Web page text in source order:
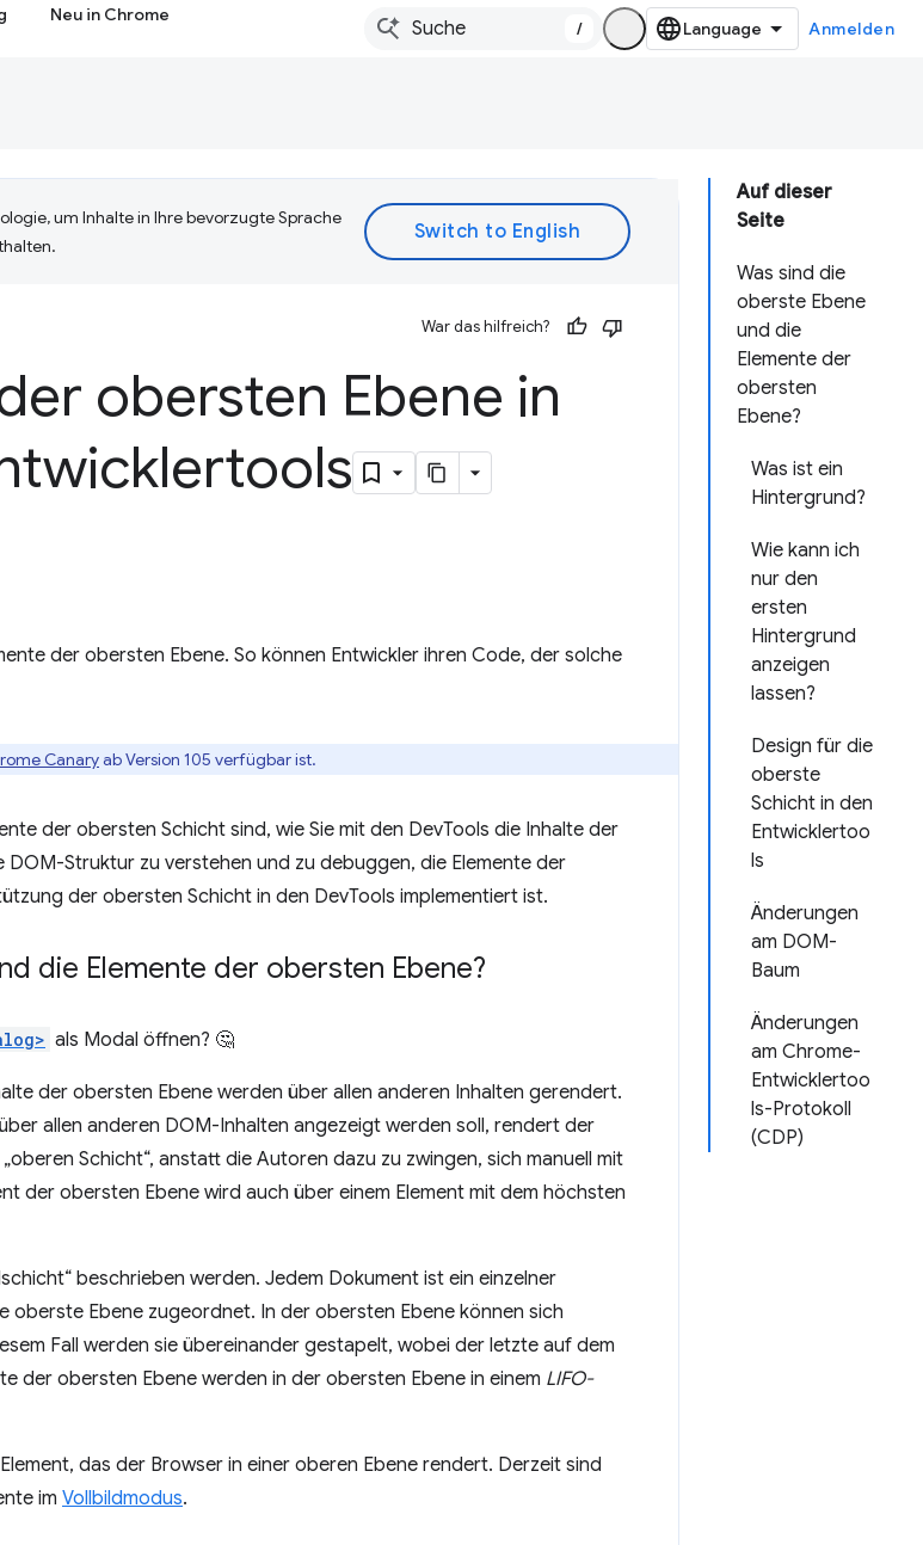
Neu in Chrome
/ Anmelden
Auf dieser
Seite
Was sind die
oberste Ebene
und die
Elemente der
obersten
Ebene?
Was ist ein
Hintergrund?
Wie kann ich
nur den
ersten
Hintergrund
anzeigen
lassen?
Design für die
oberste
Schicht in den
Entwicklertoo
ls
Änderungen
am DOM-
Baum
Änderungen
am Chrome-
Entwicklertoo
ls-Protokoll
(CDP)
um Inhalte in Ihre bevorzugte Sprache
War das hilfreich?
obersten Ebene in
der obersten Ebene. So können Entwickler ihren Code, der solche
Canaryab Version 105 verfügbar ist.
der obersten Schicht sind, wie Sie mit den DevTools die Inhalte der
Struktur zu verstehen und zu debuggen, die Elemente der
der obersten Schicht in den DevTools implementiert ist.
die Elemente der obersten Ebene?
als Modal öffnen? 🤔
der obersten Ebene werden über allen anderen Inhalten gerendert.
allen anderen DOM-Inhalten angezeigt werden soll, rendert der
Schicht“, anstatt die Autoren dazu zu zwingen, sich manuell mit
der obersten Ebene wird auch über einem Element mit dem höchsten
beschrieben werden. Jedem Dokument ist ein einzelner
oberste Ebene zugeordnet. In der obersten Ebene können sich
Fall werden sie übereinander gestapelt, wobei der letzte auf dem
der obersten Ebene werden in der obersten Ebene in einem LIFO-
das der Browser in einer oberen Ebene rendert. Derzeit sind
im Vollbildmodus.